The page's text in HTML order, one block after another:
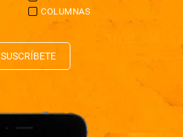
COLUMNAS
SUSCRÍBETE